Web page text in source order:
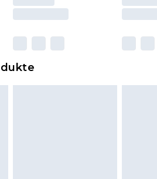
unbenutzt und in ihrer
vollständigen